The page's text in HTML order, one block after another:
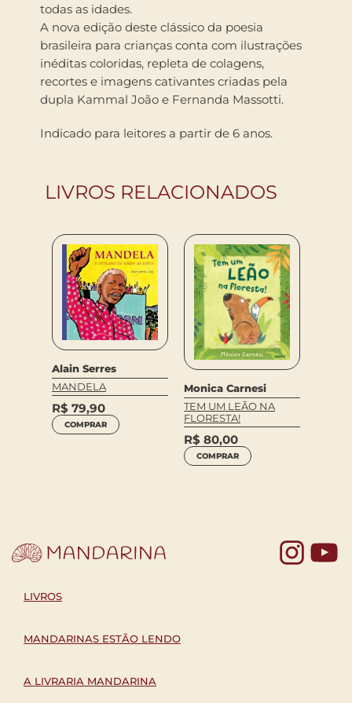
todas as idades.
A nova edição deste clássico da poesia
brasileira para crianças conta com ilustrações
inéditas coloridas, repleta de colagens,
recortes e imagens cativantes criadas pela
dupla Kammal João e Fernanda Massotti.
Indicado para leitores a partir de 6 anos.
LIVROS RELACIONADOS
Alain Serres
MANDELA
R$ 79,90
COMPRAR
Monica Carnesi
TEM UM LEÃO NA
FLORESTA!
R$ 80,00
COMPRAR
LIVROS
MANDARINAS ESTÃO LENDO
A LIVRARIA MANDARINA